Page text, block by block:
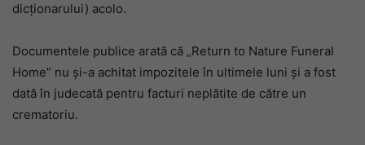
dicționarului) acolo.
Documentele publice arată că „Return to Nature Funeral
Home” nu și-a achitat impozitele în ultimele luni și a fost
dată în judecată pentru facturi neplătite de către un
crematoriu.